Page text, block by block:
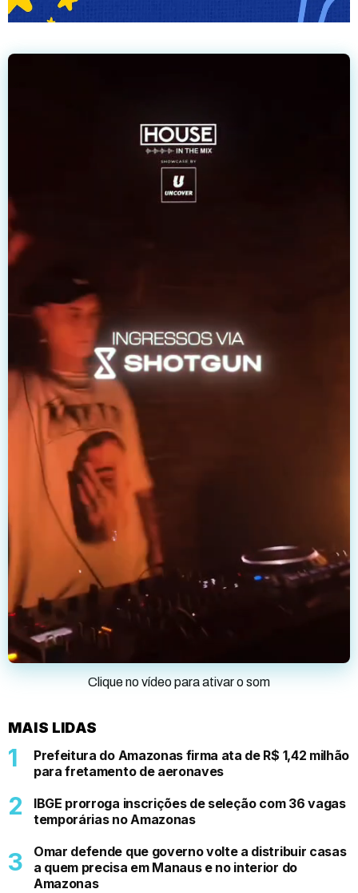
Clique no vídeo para ativar o som
MAIS LIDAS
Prefeitura do Amazonas firma ata de R$ 1,42 milhão
para fretamento de aeronaves
IBGE prorroga inscrições de seleção com 36 vagas
temporárias no Amazonas
Omar defende que governo volte a distribuir casas
a quem precisa em Manaus e no interior do
Amazonas